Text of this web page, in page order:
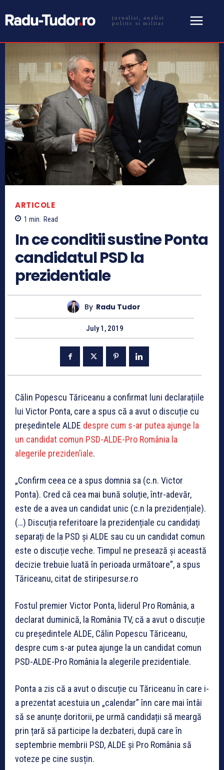
jurnalist, analist
politic si militar
ARTICOLE
1 min. Read
In ce conditii sustine Ponta
candidatul PSD la
prezidentiale
By Radu Tudor
July 1, 2019
Călin Popescu Tăriceanu a confirmat luni declarațiile
lui Victor Ponta, care a spus că a avut o discuție cu
președintele ALDE despre cum s-ar putea ajunge la
un candidat comun PSD-ALDE-Pro România la
alegerile preziden’iale.
„Confirm ceea ce a spus domnia sa (c.n. Victor
Ponta). Cred că cea mai bună soluție, într-adevăr,
este de a avea un candidat unic (c.n la prezidențiale).
(…) Discuția referitoare la prezidențiale cu candidați
separați de la PSD și ALDE sau cu un candidat comun
este o discuție veche. Timpul ne presează și această
decizie trebuie luată în perioada următoare”, a spus
Tăriceanu, citat de stiripesurse.ro
Fostul premier Victor Ponta, liderul Pro România, a
declarat duminică, la România TV, că a avut o discuție
cu președintele ALDE, Călin Popescu Tăriceanu,
despre cum s-ar putea ajunge la un candidat comun
PSD-ALDE-Pro România la alegerile prezidentiale.
Ponta a zis că a avut o discuție cu Tăriceanu în care i-
a prezentat acestuia un „calendar” înn care mai întâi
să se anunțe doritorii, pe urmă candidații să meargă
prin țară să participe la dezbateri, după care în
septembrie membrii PSD, ALDE și Pro România să
voteze pe cine susțin.